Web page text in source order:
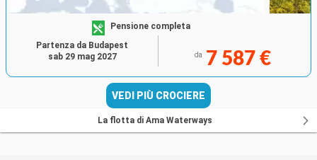
Pensione completa
da 7 587 €
Partenza da Budapest
sab 29 mag 2027
VEDI PIÙ CROCIERE
La flotta di Ama Waterways